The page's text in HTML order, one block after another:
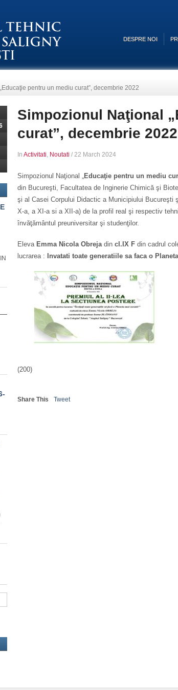
DESPRE NOI
pentru un mediu curat”, decembrie 2022
Simpozionul Naţional
curat”, decembrie 2022
In Activitati, Noutati / 22 March 2024
Simpozionul Naţional „Educaţie pentru un mediu
din Bucureşti, Facultatea de Inginerie Chimică şi
şi al Casei Corpului Didactic a Municipiului
X-a, a XI-a si a XII-a) de la profil real şi respectiv
învăţământul preuniversitar şi studenţilor.
Eleva Emma Nicola Obrejadin cl.IX F din cadrul
lucrarea :
Invatati toate generatiile sa faca o
(200)
Share This Tweet